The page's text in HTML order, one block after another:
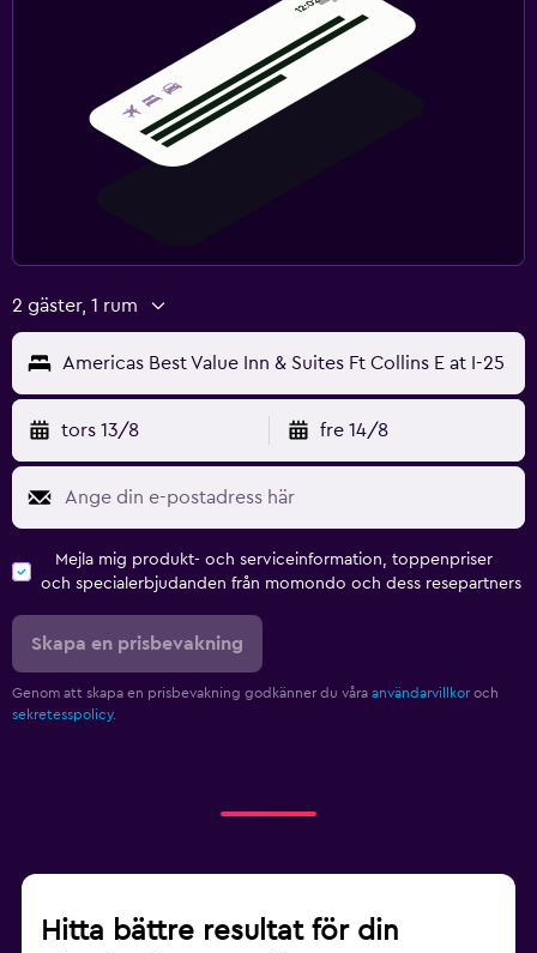
2 gäster, 1 rum
Americas Best Value Inn & Suites Ft Collins E at I-25
tors 13/8 fre 14/8
Mejla mig produkt- och serviceinformation, toppenpriser
och specialerbjudanden från momondo och dess resepartners
Skapa en prisbevakning
Genom att skapa en prisbevakning godkänner du våra användarvillkor och
sekretesspolicy.
Hitta bättre resultat för din